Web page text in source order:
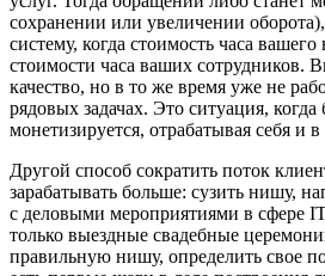
сохранении или увеличении
систему, когда стоимость часа
стоимости часа ваших сотрудников.
качество, но в то же время уже не
рядовых задачах. Это ситуация,
монетизируется, отрабатывая себя и
Другой способ сократить поток
зарабатывать больше: сузить нишу,
с деловыми мероприятиями в сфере
только выездные свадебные
правильную нишу, определить свое